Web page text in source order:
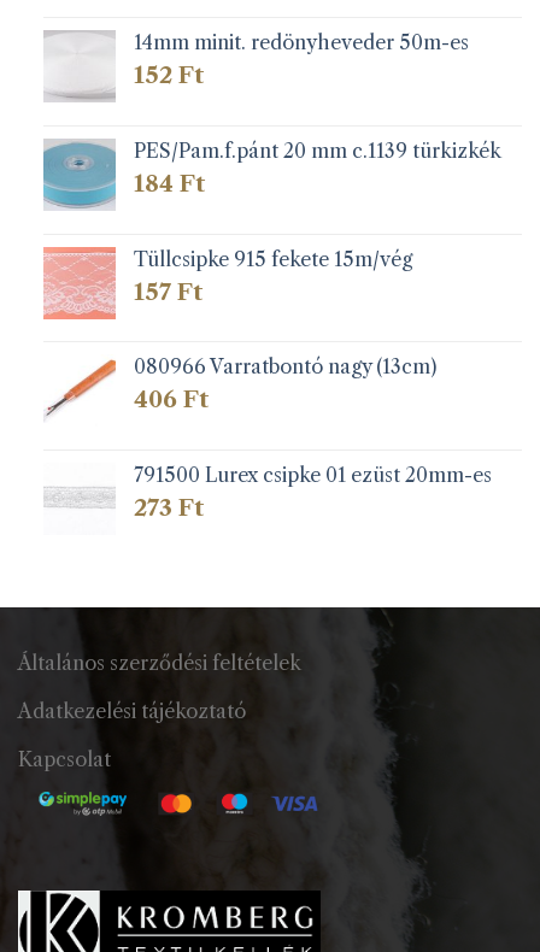
14mm minit. redönyheveder 50m-es
152 Ft
PES/Pam.f.pánt 20 mm c.1139 türkizkék
184 Ft
Tüllcsipke 915 fekete 15m/vég
157 Ft
080966 Varratbontó nagy (13cm)
406 Ft
791500 Lurex csipke 01 ezüst 20mm-es
273 Ft
Általános szerződési feltételek
Adatkezelési tájékoztató
Kapcsolat